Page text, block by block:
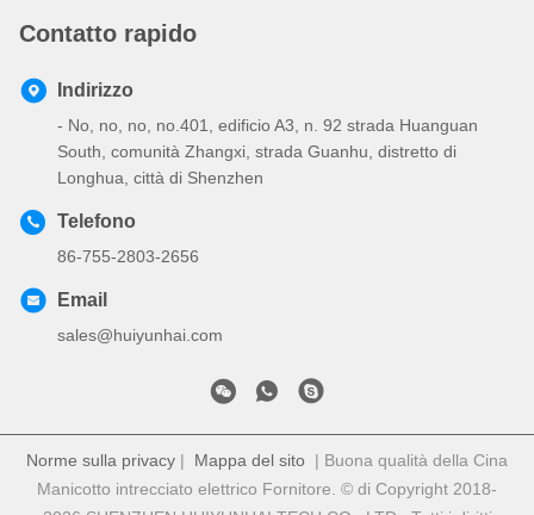
Contatto rapido
Indirizzo
- No, no, no, no.401, edificio A3, n. 92 strada Huanguan
South, comunità Zhangxi, strada Guanhu, distretto di
Longhua, città di Shenzhen
Telefono
86-755-2803-2656
Email
sales@huiyunhai.com
Norme sulla privacy | Mappa del sito | Buona qualità della Cina
Manicotto intrecciato elettrico Fornitore. © di Copyright 2018-